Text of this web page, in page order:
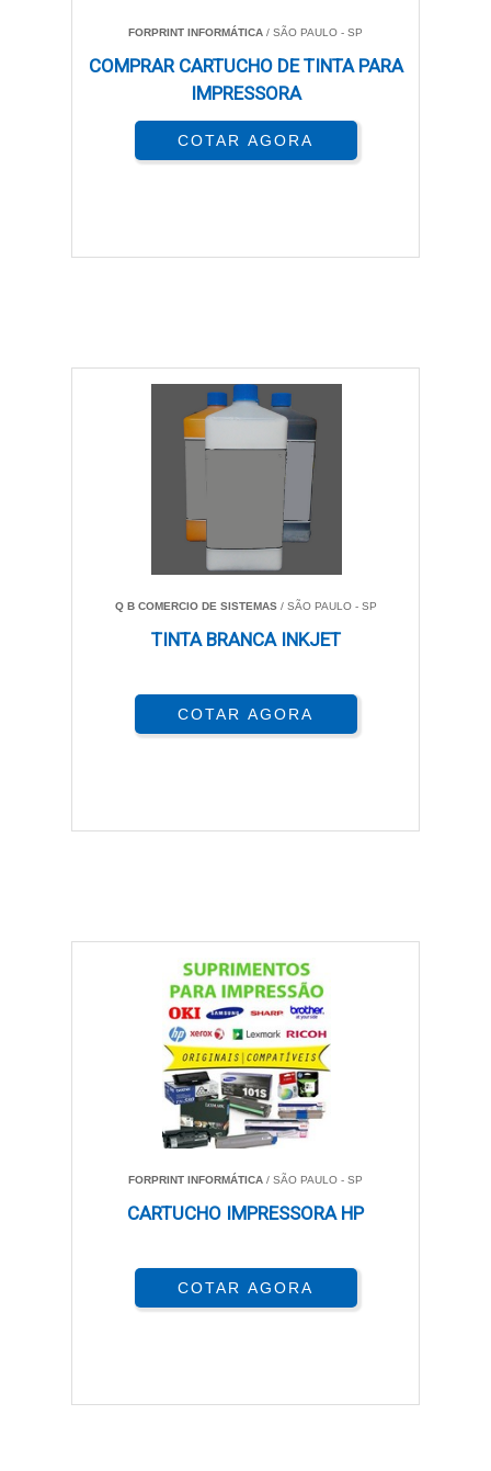
FORPRINT INFORMÁTICA / SÃO PAULO - SP
COMPRAR CARTUCHO DE TINTA PARA
IMPRESSORA
COTAR AGORA
Q B COMERCIO DE SISTEMAS / SÃO PAULO - SP
TINTA BRANCA INKJET
COTAR AGORA
FORPRINT INFORMÁTICA / SÃO PAULO - SP
CARTUCHO IMPRESSORA HP
COTAR AGORA